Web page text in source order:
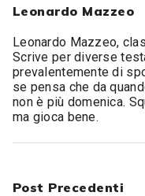
Leonardo Mazzeo
Leonardo Mazzeo,
Scrive per diverse
prevalentemente di
se pensa che da
non è più domenica.
ma gioca bene.
Post Precedenti